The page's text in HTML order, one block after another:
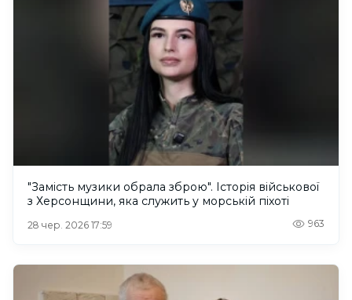
"Замість музики обрала зброю". Історія військової
з Херсонщини, яка служить у морській піхоті
28 чер. 2026 17:59 963